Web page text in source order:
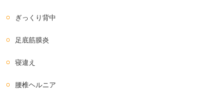
ぎっくり背中
足底筋膜炎
寝違え
腰椎ヘルニア